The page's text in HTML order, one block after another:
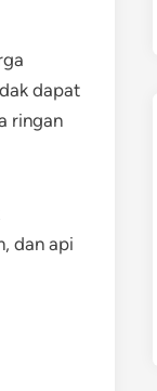
dapat
ringan
dan api